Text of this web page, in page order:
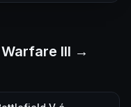
III →